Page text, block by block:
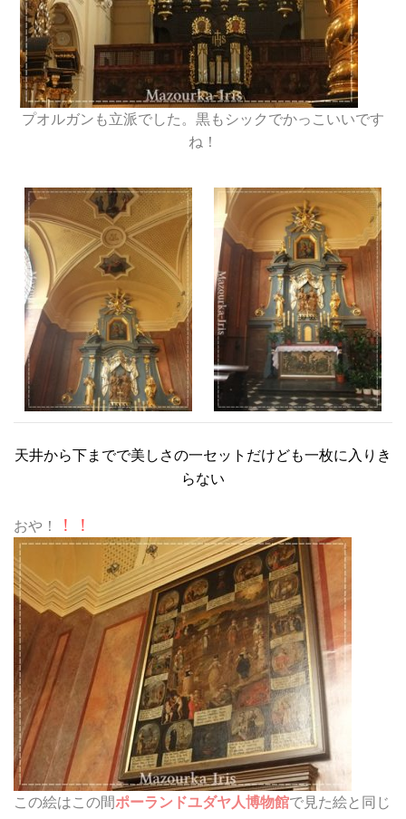
プオルガンも立派でした。黒もシックでかっこいいです
ね！
天井から下までで美しさの一セットだけども一枚に入りき
らない
おや！ ！！
この絵はこの間ポーランドユダヤ人博物館で見た絵と同じ